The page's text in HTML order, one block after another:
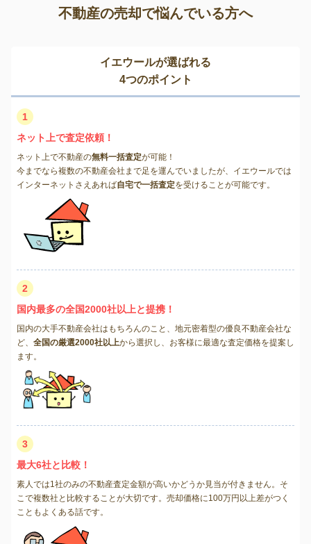
不動産の売却で悩んでいる方へ
イエウールが選ばれる
4つのポイント
1
ネット上で査定依頼！
ネット上で不動産の無料一括査定が可能！
今までなら複数の不動産会社まで足を運んでいましたが、イエウールでは
インターネットさえあれば自宅で一括査定を受けることが可能です。
2
国内最多の全国2000社以上と提携！
国内の大手不動産会社はもちろんのこと、地元密着型の優良不動産会社な
ど、 全国の厳選2000社以上から選択し、お客様に最適な査定価格を提案し
ます。
3
最大6社と比較！
素人では1社のみの不動産査定金額が高いかどうか見当が付きません。そ
こで複数社と比較することが大切です。売却価格に100万円以上差がつく
こともよくある話です。